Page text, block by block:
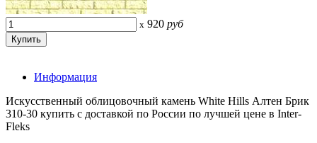
x 920 руб
Информация
Искусственный облицовочный камень White Hills Алтен Брик
310-30 купить с доставкой по России по лучшей цене в Inter-
Fleks